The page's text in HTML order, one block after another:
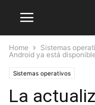
Home Sistemas
Android ya está
Sistemas operativos
La